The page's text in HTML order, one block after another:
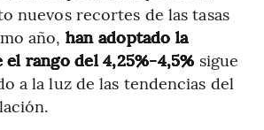
nuevos recortes de las tasas
año, han adoptado la
rango del 4,25%-4,5% sigue
a la luz de las tendencias del